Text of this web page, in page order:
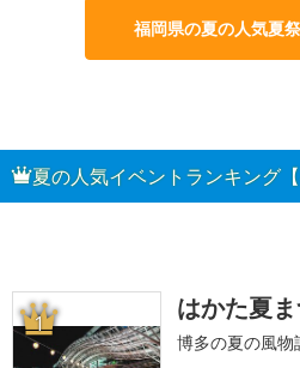
福岡県の夏の人気夏
夏の人気イベントランキング【
1 はかた夏
博多の夏の風物